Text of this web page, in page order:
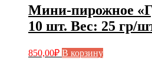
Мини-пирожное
10 шт. Вес: 25 гр/
850,00₽ В корзину